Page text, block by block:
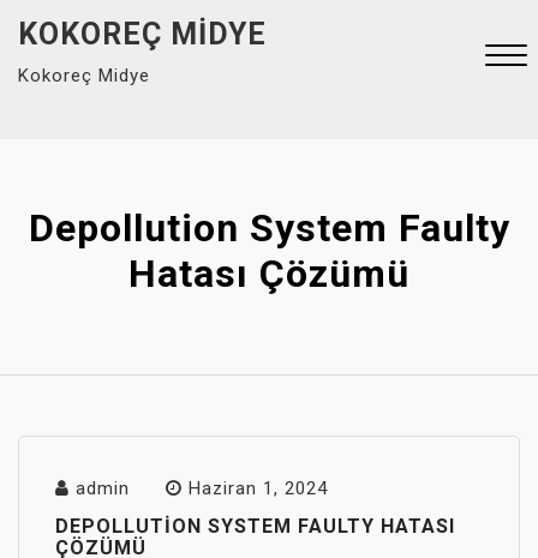
content
KOKOREÇ MIDYE
Kokoreç Midye
Depollution System Faulty
Hatası Çözümü
admin Haziran 1, 2024
DEPOLLUTION SYSTEM FAULTY HATASI
ÇÖZÜMÜ